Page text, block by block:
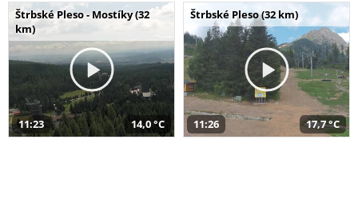
Štrbské Pleso - Mostíky (32
km)
11:23 14,0 °C
Štrbské Pleso (32 km)
11:26 17,7 °C